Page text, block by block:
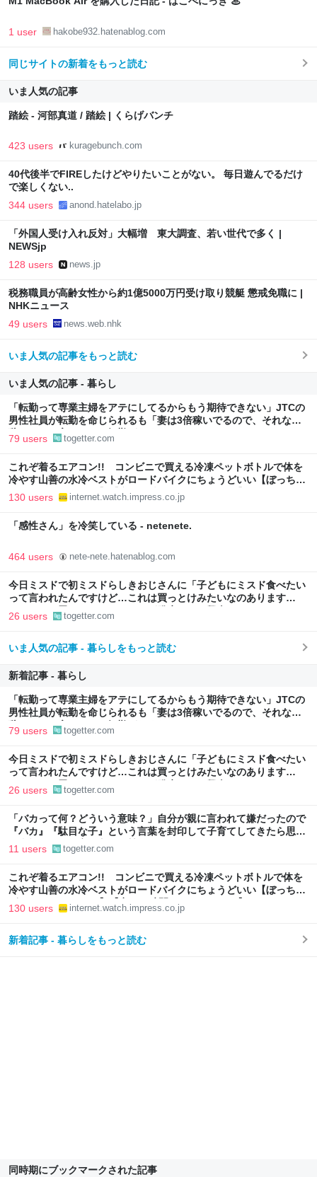
1 user hakobe932.hatenablog.com
同じサイトの新着をもっと読む
いま人気の記事
踏絵 - 河部真道 / 踏絵 | くらげバンチ
423 users kuragebunch.com
40代後半でFIREしたけどやりたいことがない。 毎日遊んでるだけ
で楽しくない..
344 users anond.hatelabo.jp
「外国人受け入れ反対」大幅増 東大調査、若い世代で多く |
NEWSjp
128 users news.jp
税務職員が高齢女性から約1億5000万円受け取り競艇 懲戒免職に |
NHKニュース
49 users news.web.nhk
いま人気の記事をもっと読む
いま人気の記事 - 暮らし
「転勤って専業主婦をアテにしてるからもう期待できない」JTCの
男性社員が転勤を命じられるも「妻は3倍稼いでるので、それなら
辞める」と言ったら、転勤がなくなった
79 users togetter.com
これぞ着るエアコン!! コンビニで買える冷凍ペットボトルで体を
冷やす山善の水冷ベストがロードバイクにちょうどいい【ぼっち・
ざ・ろーど！その14】【空いた時間でなにしてる？】
130 users internet.watch.impress.co.jp
「感性さん」を冷笑している - netenete.
464 users nete-nete.hatenablog.com
今日ミスドで初ミスドらしきおじさんに「子どもにミスド食べたい
って言われたんですけど…これは買っとけみたいなのあります
か…？」と尋ねられるイベントが発生して、興奮した
26 users togetter.com
いま人気の記事 - 暮らしをもっと読む
新着記事 - 暮らし
「転勤って専業主婦をアテにしてるからもう期待できない」JTCの
男性社員が転勤を命じられるも「妻は3倍稼いでるので、それなら
辞める」と言ったら、転勤がなくなった
79 users togetter.com
今日ミスドで初ミスドらしきおじさんに「子どもにミスド食べたい
って言われたんですけど…これは買っとけみたいなのあります
か…？」と尋ねられるイベントが発生して、興奮した
26 users togetter.com
「バカって何？どういう意味？」自分が親に言われて嫌だったので
『バカ』『駄目な子』という言葉を封印して子育てしてきたら思わ
ぬ事態に←この育児方針に賛否集まる
11 users togetter.com
これぞ着るエアコン!! コンビニで買える冷凍ペットボトルで体を
冷やす山善の水冷ベストがロードバイクにちょうどいい【ぼっち・
ざ・ろーど！その14】【空いた時間でなにしてる？】
130 users internet.watch.impress.co.jp
新着記事 - 暮らしをもっと読む
同時期にブックマークされた記事